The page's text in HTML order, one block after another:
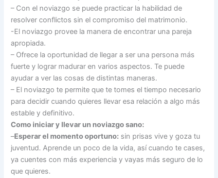
– Con el noviazgo se puede practicar la habilidad de
resolver conflictos sin el compromiso del matrimonio.
-El noviazgo provee la manera de encontrar una pareja
apropiada.
– Ofrece la oportunidad de llegar a ser una persona más
fuerte y lograr madurar en varios aspectos. Te puede
ayudar a ver las cosas de distintas maneras.
– El noviazgo te permite que te tomes el tiempo necesario
para decidir cuando quieres llevar esa relación a algo más
estable y definitivo.
Como iniciar y llevar un noviazgo sano:
–Esperar el momento oportuno: sin prisas vive y goza tu
juventud. Aprende un poco de la vida, así cuando te cases,
ya cuentes con más experiencia y vayas más seguro de lo
que quieres.